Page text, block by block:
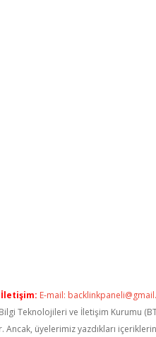
İletişim: E-mail:
Bilgi Teknolojileri ve İletişim Kurumu
üyelerimiz yazdıkları